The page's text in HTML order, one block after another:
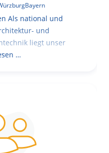
Bayern
Als national und
und
liegt unser
…